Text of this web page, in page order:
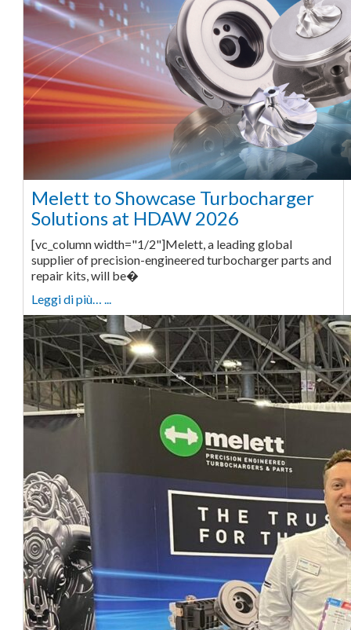
Melett to Showcase Turbocharger
Solutions at HDAW 2026
[vc_column width="1/2"]Melett, a leading global
supplier of precision-engineered turbocharger parts and
repair kits, will be�
Leggi di più… ...